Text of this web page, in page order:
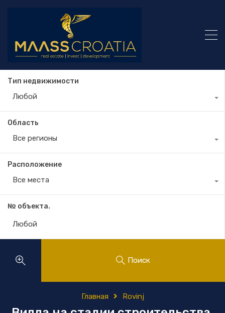
Тип недвижимости
Любой
Область
Все регионы
Расположение
Все места
№ объекта.
Поиск
Главная Rovinj